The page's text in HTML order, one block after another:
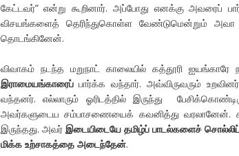
கேட்டவர்” என்று கூறினார். அப்போது எனக்கு அவரைப்
விசயங்களைத் தெரிந்துகொள்ள வேண்டுமென்றும் அவா
தொடங்கினேன்.
விவாகம் நடந்த மறுநாட் காலையில் கத்தூரி
இராமையங்காரைப்பார்க்க வந்தார். அவ்விருவரும்
வந்தனர். எல்லாரும் ஓரிடத்தில் இருந்து
அவர்களுடைய சம்பாசணையைக் கவனித்து வரலானேன்.
இருந்தது. அவர் இடையிடையே தமிழ்ப் பாடல்களைச்
மிக்க உற்சாகத்தை அடைந்தேன்.